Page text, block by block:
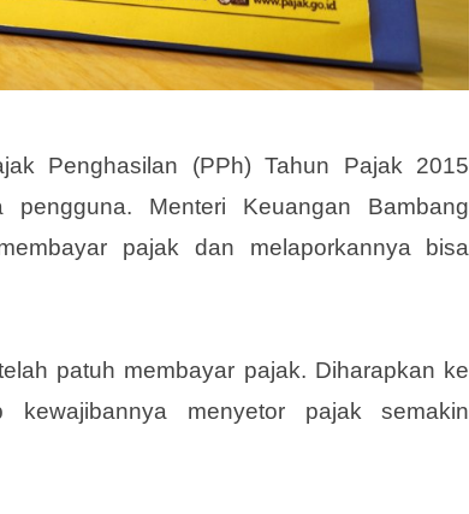
Penghasilan (PPh) Tahun Pajak 2015
Menteri Keuangan Bambang
pajak dan melaporkannya bisa
patuh membayar pajak. Diharapkan ke
menyetor pajak semakin